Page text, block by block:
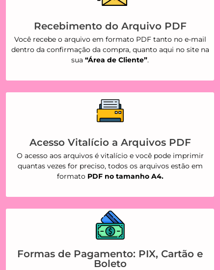
Recebimento do Arquivo PDF
Você recebe o arquivo em formato PDF tanto no e-mail
dentro da confirmação da compra, quanto aqui no site na
sua “Área de Cliente”.
Acesso Vitalício a Arquivos PDF
O acesso aos arquivos é vitalício e você pode imprimir
quantas vezes for preciso, todos os arquivos estão em
formato PDF no tamanho A4.
Formas de Pagamento: PIX, Cartão e
Boleto